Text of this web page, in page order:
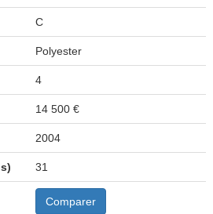
C
Polyester
4
14 500 €
2004
31
Comparer